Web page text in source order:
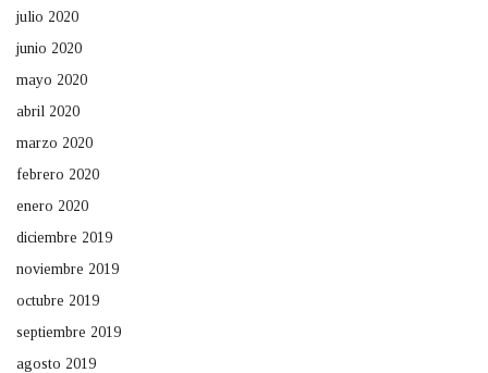
julio 2020
junio 2020
mayo 2020
abril 2020
marzo 2020
febrero 2020
enero 2020
diciembre 2019
noviembre 2019
octubre 2019
septiembre 2019
agosto 2019